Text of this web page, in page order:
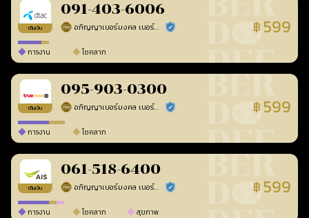
เติมเงิน
091-403-6006
อภิญญาเบอร์มงคล เบอร์สวยเลขศาสตร์ ร้านยืนยันแล้ว ฿ 599
การงาน โชคลาภ
เติมเงิน
095-903-0300
อภิญญาเบอร์มงคล เบอร์สวยเลขศาสตร์ ร้านยืนยันแล้ว ฿ 599
การงาน โชคลาภ
เติมเงิน
061-518-6400
อภิญญาเบอร์มงคล เบอร์สวยเลขศาสตร์ ร้านยืนยันแล้ว ฿ 599
การงาน โชคลาภ สุขภาพ